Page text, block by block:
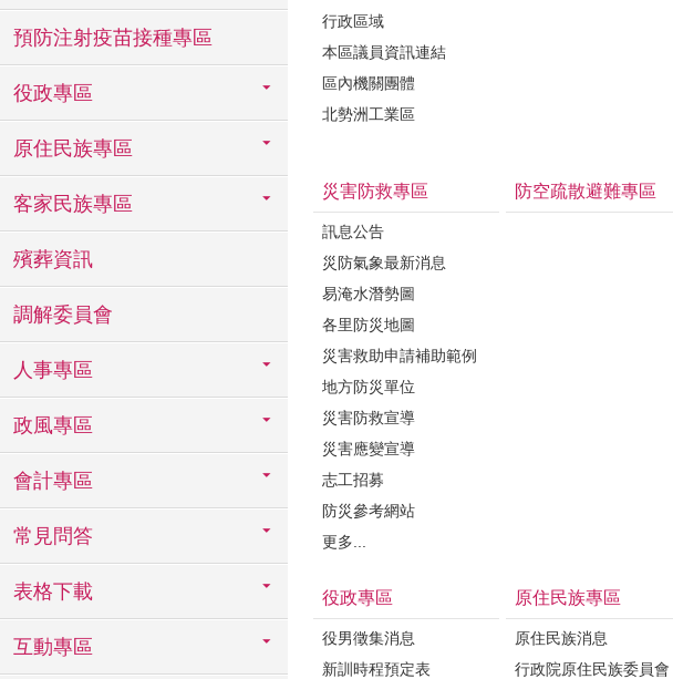
預防注射疫苗接種專區
役政專區
原住民族專區
客家民族專區
殯葬資訊
調解委員會
人事專區
政風專區
會計專區
常見問答
表格下載
互動專區
行政區域
本區議員資訊連結
區內機關團體
北勢洲工業區
災害防救專區
訊息公告
災防氣象最新消息
易淹水潛勢圖
各里防災地圖
災害救助申請補助範例
地方防災單位
災害防救宣導
災害應變宣導
志工招募
防災參考網站
更多...
防空疏散避難專區
役政專區
役男徵集消息
新訓時程預定表
原住民族專區
原住民族消息
行政院原住民族委員會